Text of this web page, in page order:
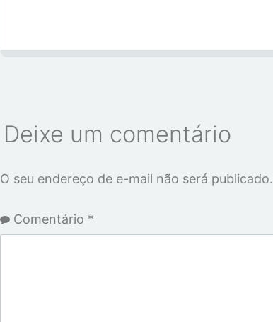
Deixe um comentário
O seu endereço de e-mail não será publicado.
Comentário *